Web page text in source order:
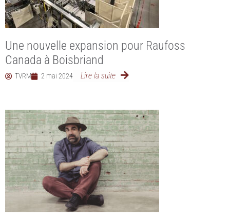
Une nouvelle expansion pour Raufoss
Canada à Boisbriand
TVRM 2 mai 2024 Lire la suite